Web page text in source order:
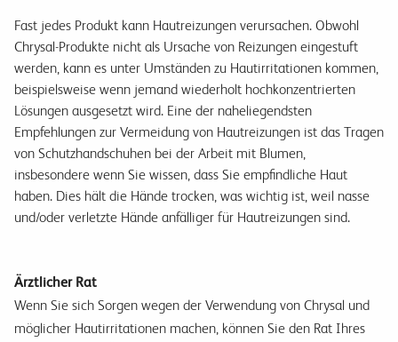
Fast jedes Produkt kann Hautreizungen verursachen. Obwohl
Chrysal-Produkte nicht als Ursache von Reizungen eingestuft
werden, kann es unter Umständen zu Hautirritationen kommen,
beispielsweise wenn jemand wiederholt hochkonzentrierten
Lösungen ausgesetzt wird. Eine der naheliegendsten
Empfehlungen zur Vermeidung von Hautreizungen ist das Tragen
von Schutzhandschuhen bei der Arbeit mit Blumen,
insbesondere wenn Sie wissen, dass Sie empfindliche Haut
haben. Dies hält die Hände trocken, was wichtig ist, weil nasse
und/oder verletzte Hände anfälliger für Hautreizungen sind.
Ärztlicher Rat
Wenn Sie sich Sorgen wegen der Verwendung von Chrysal und
möglicher Hautirritationen machen, können Sie den Rat Ihres